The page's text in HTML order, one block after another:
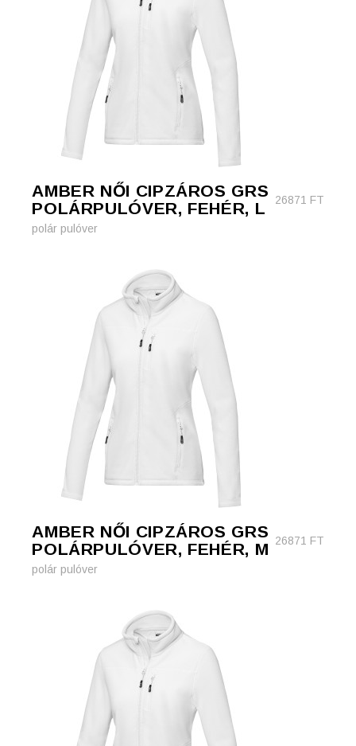
AMBER NŐI CIPZÁROS GRS
POLÁRPULÓVER, FEHÉR, L
26871 FT
polár pulóver
AMBER NŐI CIPZÁROS GRS
POLÁRPULÓVER, FEHÉR, M
26871 FT
polár pulóver